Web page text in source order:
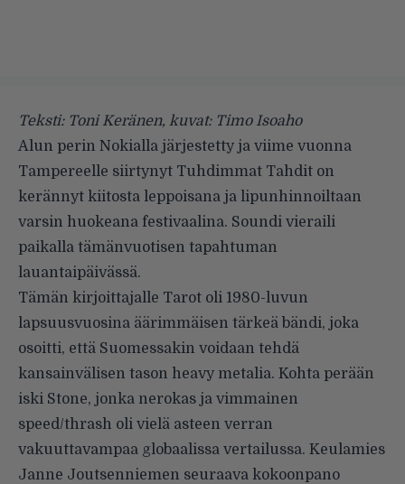
Teksti: Toni Keränen, kuvat: Timo Isoaho
Alun perin Nokialla järjestetty ja viime vuonna
Tampereelle siirtynyt Tuhdimmat Tahdit on
kerännyt kiitosta leppoisana ja lipunhinnoiltaan
varsin huokeana festivaalina. Soundi vieraili
paikalla tämänvuotisen tapahtuman
lauantaipäivässä.
Tämän kirjoittajalle Tarot oli 1980-luvun
lapsuusvuosina äärimmäisen tärkeä bändi, joka
osoitti, että Suomessakin voidaan tehdä
kansainvälisen tason heavy metalia. Kohta perään
iski Stone, jonka nerokas ja vimmainen
speed/thrash oli vielä asteen verran
vakuuttavampaa globaalissa vertailussa. Keulamies
Janne Joutsenniemen seuraava kokoonpano